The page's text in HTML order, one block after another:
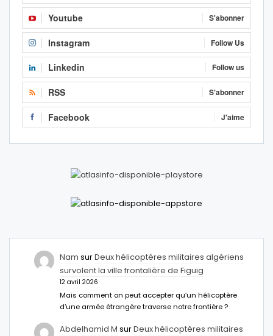
Youtube S'abonner
Instagram Follow Us
Linkedin Follow us
RSS S'abonner
Facebook J'aime
Nam surDeux hélicoptères militaires algériens
survolent la ville frontalière de Figuig
12 avril 2026
Mais comment on peut accepter qu’un hélicoptère
d’une armée étrangère traverse notre frontière ?
Abdelhamid M surDeux hélicoptères militaires